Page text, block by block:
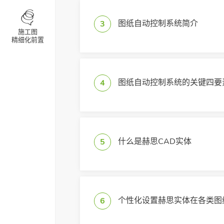
施工图
精细化前置
3 图纸自动控制系统简介
4 图纸自动控制系统的关键四要
5 什么是赫思CAD实体
6 个性化设置赫思实体在各类